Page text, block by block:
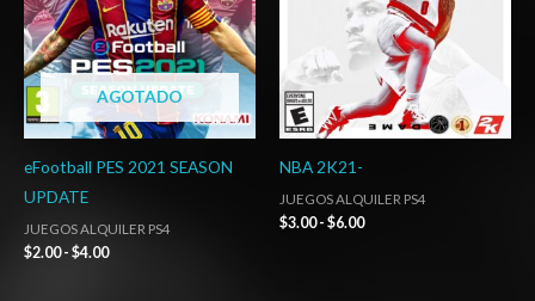
AGOTADO
eFootball PES 2021 SEASON
UPDATE
JUEGOS ALQUILER PS4
$2.00 - $4.00
NBA 2K21-
JUEGOS ALQUILER PS4
$3.00 - $6.00